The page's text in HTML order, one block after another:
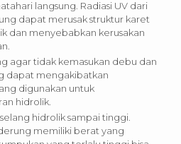
langsung. Radiasi UV dari
dapat merusak struktur karet
dan menyebabkan kerusakan
agar tidak kemasukan debu dan
dapat mengakibatkan
digunakan untuk
hidrolik.
hidrolik sampai tinggi.
memiliki berat yang